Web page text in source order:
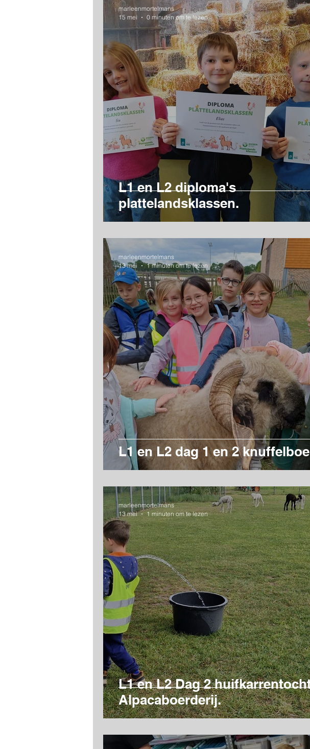
L1 en L2 diploma's
plattelandsklassen.
marleenmortelmans
15 mei
0 minuten om te lezen
L1 en L2 dag 1 en 2
marleenmortelmans
13 mei
1 minuten om te lezen
L1 en L2 Dag 2
Alpacaboerderij.
marleenmortelmans
13 mei
1 minuten om te lezen